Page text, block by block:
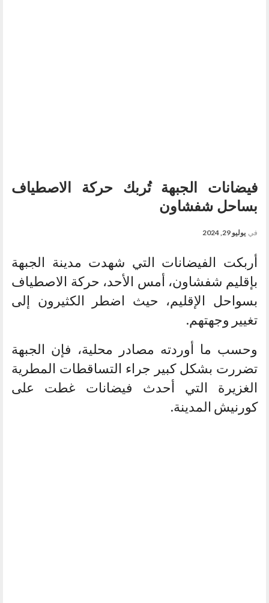
فيضانات الجبهة تُربك حركة الاصطياف
بساحل شفشاون
في يوليو 29, 2024
أربكت الفيضانات التي شهدت مدينة الجبهة
بإقليم شفشاون، أمس الأحد، حركة الاصطياف
بسواحل الإقليم، حيث اضطر الكثيرون إلى
تغيير وجهتهم.
وحسب ما أوردته مصادر محلية، فإن الجبهة
تضررت بشكل كبير جراء التساقطات المطرية
الغزيرة التي أحدث فيضانات غطت على
كورنيش المدينة.